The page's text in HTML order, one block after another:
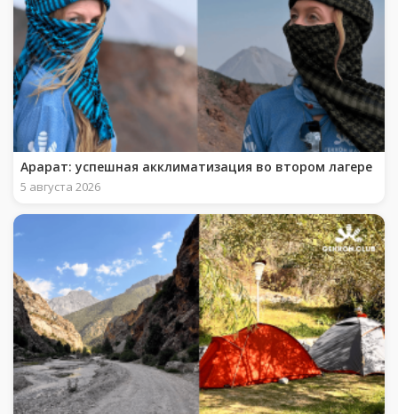
Арарат: успешная акклиматизация во втором лагере
5 августа 2026